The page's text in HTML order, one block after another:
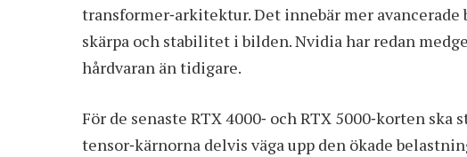
transformer‑arkitektur. Det innebär mer
skärpa och stabilitet i bilden. Nvidia har redan
hårdvaran än tidigare.
För de senaste RTX 4000‑ och RTX 5000‑korten ska
tensor‑kärnorna delvis väga upp den ökade